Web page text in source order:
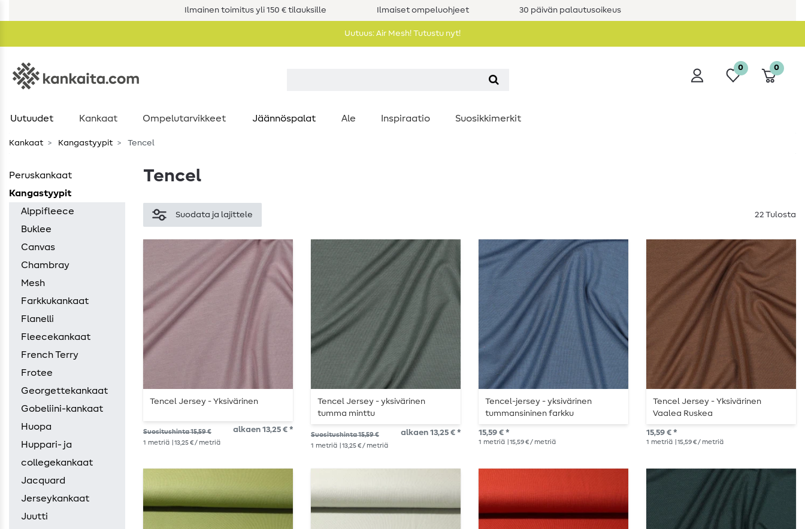
Ilmainen toimitus yli 150 € tilauksille Ilmaiset ompeluohjeet 30 päivän palautusoikeus
Uutuus: Air Mesh! Tutustu nyt!
0 0
Uutuudet Kankaat Ompelutarvikkeet Jäännöspalat Ale Inspiraatio Suosikkimerkit
Kankaat Kangastyypit Tencel
Peruskankaat
Kangastyypit
Alppifleece
Buklee
Canvas
Chambray
Mesh
Farkkukankaat
Flanelli
Fleecekankaat
French Terry
Frotee
Georgettekankaat
Gobeliini-kankaat
Huopa
Huppari- ja
collegekankaat
Jacquard
Jerseykankaat
Juutti
Tencel
Suodata ja lajittele 22 Tulosta
Tencel Jersey - Yksivärinen
Suositushinta 15,59 € alkaen 13,25 € *
1 metriä | 13,25 € / metriä
Tencel Jersey - yksivärinen
tumma minttu
Suositushinta 15,59 € alkaen 13,25 € *
1 metriä | 13,25 € / metriä
Tencel-jersey - yksivärinen
tummansininen farkku
15,59 € *
1 metriä | 15,59 € / metriä
Tencel Jersey - Yksivärinen
Vaalea Ruskea
15,59 € *
1 metriä | 15,59 € / metriä